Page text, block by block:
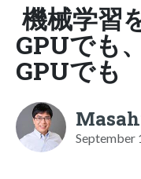
機械学習
GPUでも
GPUでも
September